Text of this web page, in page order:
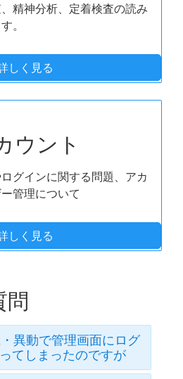
精神分析、定着検査の読み
。
しく見る
ウント
グインに関する問題、アカ
管理について
しく見る
問
異動で管理画面にログ
てしまったのですが